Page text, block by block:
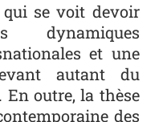
se voit devoir
et une
autant du
En outre, la thèse
des